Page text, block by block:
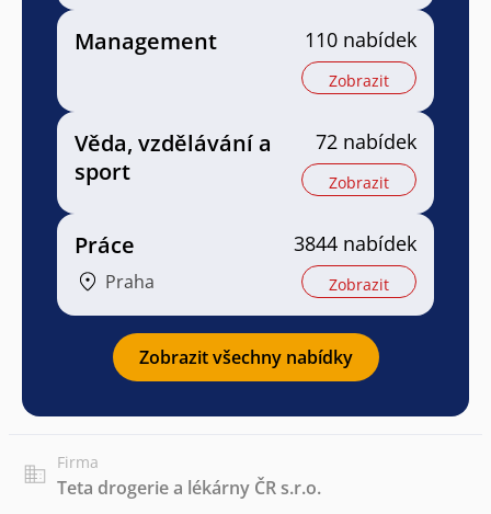
Management 110 nabídek
Zobrazit
Věda, vzdělávání a
sport
72 nabídek
Zobrazit
Práce
Praha
3844 nabídek
Zobrazit
Zobrazit všechny nabídky
Firma
Teta drogerie a lékárny ČR s.r.o.